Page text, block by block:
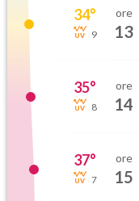
34°
9
ore
13
35°
8
ore
14
37°
7
ore
15